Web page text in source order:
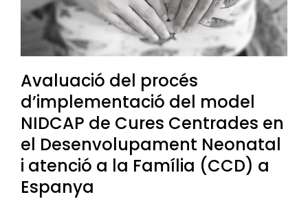
Avaluació del procés
d’implementació del model
NIDCAP de Cures Centrades en
el Desenvolupament Neonatal
i atenció a la Família (CCD) a
Espanya